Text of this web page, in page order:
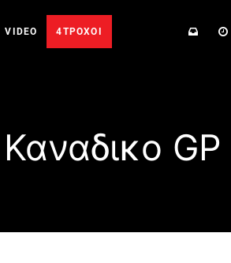
VIDEO 4ΤΡΟΧΟΙ
GP
ΚΟΣΜΟΣ
ΕΚΘΕΣΕΙΣ